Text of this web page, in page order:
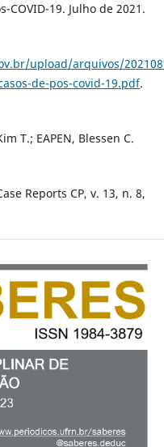
COVID-19. Julho de 2021.
upload/arquivos/
de-pos-covid-19.pdf.
T.; EAPEN, Blessen C.
Reports CP, v. 13, n. 8,